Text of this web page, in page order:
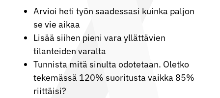
Arvioi heti työn saadessasi kuinka paljon
se vie aikaa
Lisää siihen pieni vara yllättävien
tilanteiden varalta
Tunnista mitä sinulta odotetaan. Oletko
tekemässä 120% suoritusta vaikka 85%
riittäisi?